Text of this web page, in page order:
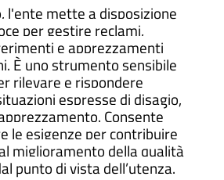
l'ente mette a disposizione
per gestire reclami,
e apprezzamenti
È uno strumento sensibile
rilevare e rispondere
espresse di disagio,
Consente
le esigenze per contribuire
miglioramento della qualità
punto di vista dell’utenza.